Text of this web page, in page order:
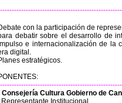
con la participación de
debatir sobre el desarrollo de
e internacionalización de la
digital.
estratégicos.
Consejería Cultura Gobierno de
Representante Institucional